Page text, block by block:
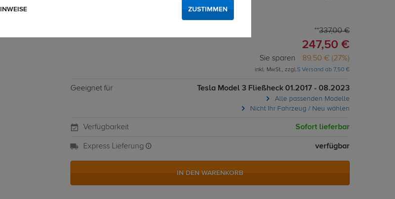
13-poliger fahrzeugspezifischer Elektrosatz
337,00 €
247,50 €
Sie sparen 89,50 € (27%)
inkl. MwSt., zzgl.S Versand ab 7,50 €
Geeignet für Tesla Model 3 Fließheck 01.2017 - 08.2023
Alle passenden Modelle
Nicht Ihr Fahrzeug / Neu wählen
Verfügbarkeit Sofort lieferbar
Express Lieferung verfügbar
IN DEN WARENKORB
ZUSTIMMEN